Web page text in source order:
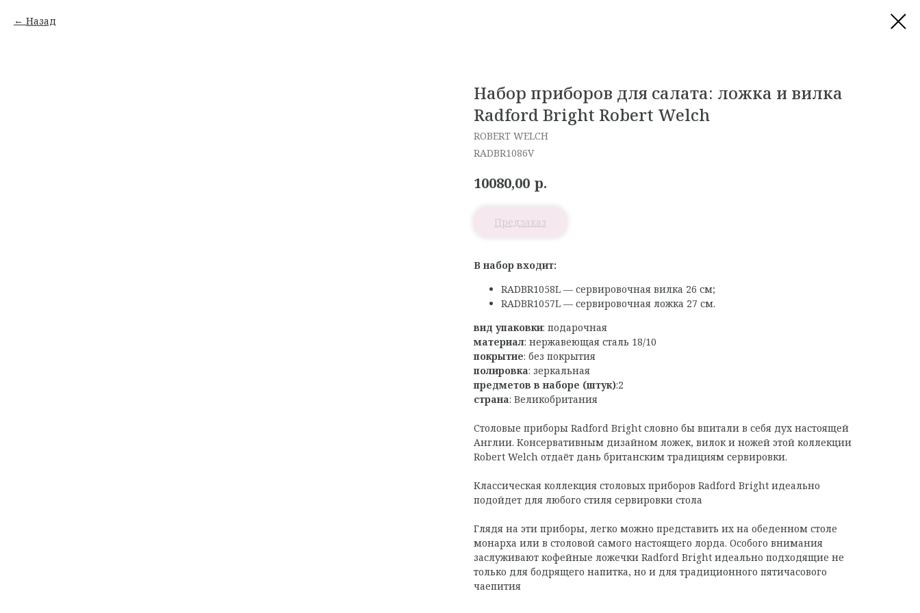
Назад
Набор приборов для салата: ложка и вилка
Radford Bright Robert Welch
ROBERT WELCH
RADBR1086V
10080,00 р.
В набор входит:
RADBR1058L — сервировочная вилка 26 см;
RADBR1057L — сервировочная ложка 27 см.
вид упаковки: подарочная
материал: нержавеющая сталь 18/10
покрытие: без покрытия
полировка: зеркальная
предметов в наборе (штук):2
страна: Великобритания
Столовые приборы Radford Bright словно бы впитали в себя дух настоящей
Англии. Консервативным дизайном ложек, вилок и ножей этой коллекции
Robert Welch отдаёт дань британским традициям сервировки.
Классическая коллекция столовых приборов Radford Bright идеально
подойдет для любого стиля сервировки стола
Глядя на эти приборы, легко можно представить их на обеденном столе
монарха или в столовой самого настоящего лорда. Особого внимания
заслуживают кофейные ложечки Radford Bright идеально подходящие не
только для бодрящего напитка, но и для традиционного пятичасового
чаепития